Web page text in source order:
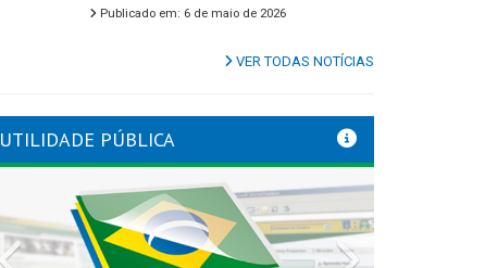
Publicado em: 6 de maio de 2026
VER TODAS NOTÍCIAS
UTILIDADE PÚBLICA
Previous